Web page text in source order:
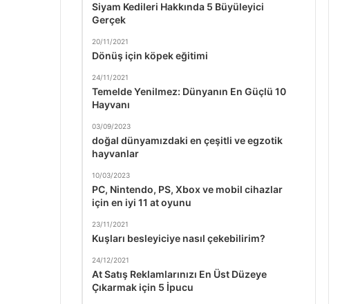
Siyam Kedileri Hakkında 5 Büyüleyici
Gerçek
20/11/2021
Dönüş için köpek eğitimi
24/11/2021
Temelde Yenilmez: Dünyanın En Güçlü 10
Hayvanı
03/09/2023
doğal dünyamızdaki en çeşitli ve egzotik
hayvanlar
10/03/2023
PC, Nintendo, PS, Xbox ve mobil cihazlar
için en iyi 11 at oyunu
23/11/2021
Kuşları besleyiciye nasıl çekebilirim?
24/12/2021
At Satış Reklamlarınızı En Üst Düzeye
Çıkarmak için 5 İpucu